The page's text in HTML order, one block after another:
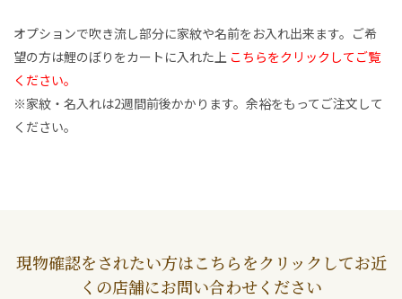
オプションで吹き流し部分に家紋や名前をお入れ出来ます。ご希
望の方は鯉のぼりをカートに入れた上 こちらをクリックしてご覧
ください。
※家紋・名入れは2週間前後かかります。余裕をもってご注文して
ください。
現物確認をされたい方はこちらをクリックしてお近
くの店舗にお問い合わせください